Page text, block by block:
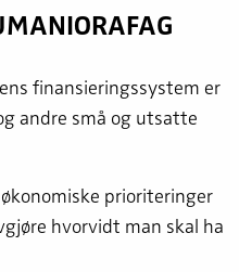
finansieringssystem er
andre små og utsatte
prioriteringer
hvorvidt man skal ha